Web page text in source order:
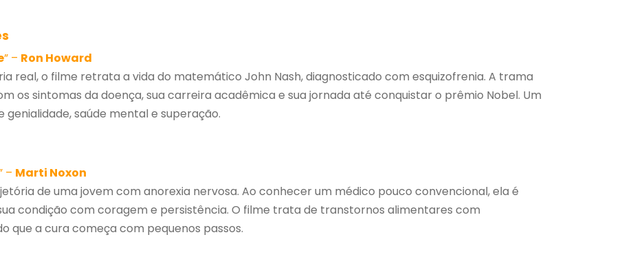
” – Ron Howard
real, o filme retrata a vida do matemático John Nash, diagnosticado com esquizofrenia. A trama
os sintomas da doença, sua carreira acadêmica e sua jornada até conquistar o prêmio Nobel. Um
saúde mental e superação.
– Marti Noxon
de uma jovem com anorexia nervosa. Ao conhecer um médico pouco convencional, ela é
condição com coragem e persistência. O filme trata de transtornos alimentares com
que a cura começa com pequenos passos.